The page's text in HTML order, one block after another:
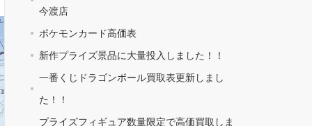
今渡店
ポケモンカード高価表
新作プライズ景品に大量投入しました！！
一番くじドラゴンボール買取表更新しまし
た！！
プライズフィギュア数量限定で高価買取しま